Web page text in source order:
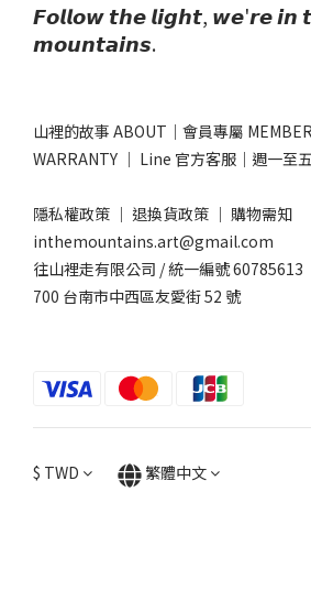
𝙁𝙤𝙡𝙡𝙤𝙬 𝙩𝙝𝙚 𝙡𝙞𝙜𝙝𝙩, 𝙬𝙚'𝙧𝙚 𝙞𝙣
𝙢𝙤𝙪𝙣𝙩𝙖𝙞𝙣𝙨.
山裡的故事 ABOUT ｜ 會員專屬
WARRANTY ｜ Line 官方客服 ｜週一至
隱私權政策 ｜ 退換貨政策 ｜ 購物需知
inthemountains.art@gmail.com
往山裡走有限公司 / 統一編號 60785613
700 台南市中西區友愛街 52 號
$ TWD 繁體中文